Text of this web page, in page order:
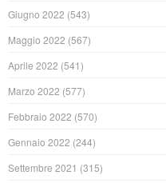
Giugno 2022 (543)
Maggio 2022 (567)
Aprile 2022 (541)
Marzo 2022 (577)
Febbraio 2022 (570)
Gennaio 2022 (244)
Settembre 2021 (315)